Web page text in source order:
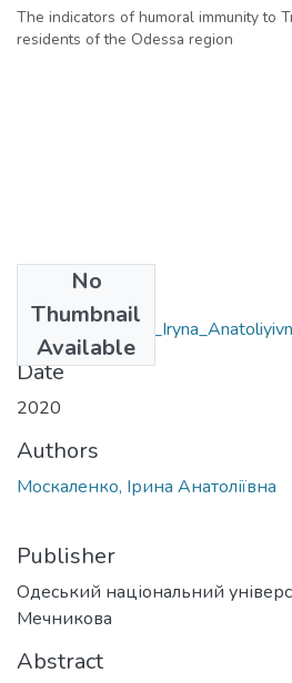
The indicators of humoral immunity to
residents of the Odessa region
No
Thumbnail
Available
Date
2020
Authors
Москаленко, Ірина Анатоліївна
Publisher
Одеський національний
Мечникова
Abstract